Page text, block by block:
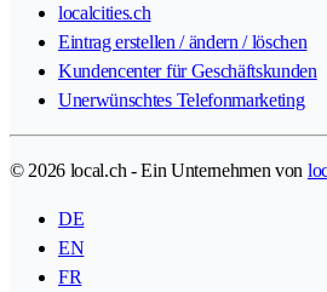
localcities.ch
Eintrag erstellen / ändern / löschen
Kundencenter für Geschäftskunden
Unerwünschtes Telefonmarketing
© 2026 local.ch - Ein Unternehmen von
DE
EN
FR